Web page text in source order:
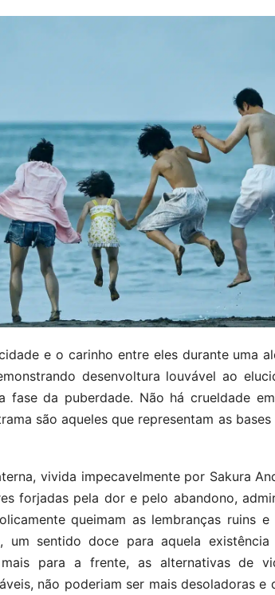
e o carinho entre eles durante uma
desenvoltura louvável ao
fase da puberdade. Não há crueldade
são aqueles que representam as
vivida impecavelmente por Sakura
forjadas pela dor e pelo abandono,
queimam as lembranças ruins e
um sentido doce para aquela existência
para a frente, as alternativas de
não poderiam ser mais desoladoras e